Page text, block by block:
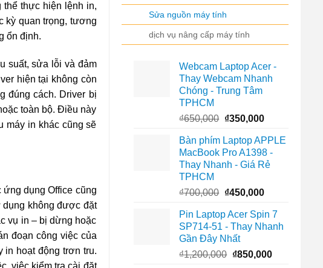
thể thực hiện lệnh in,
kỳ quan trọng, tương
ổn định.
suất, sửa lỗi và đảm
hiện tại không còn
đúng cách. Driver bị
toàn bộ. Điều này
máy in khác cũng sẽ
ứng dụng Office cũng
dụng không được đặt
vụ in – bị dừng hoặc
đoạn công việc của
in hoạt động trơn tru.
việc kiểm tra cài đặt
Sửa nguồn máy tính
dịch vụ nâng cấp máy tính
Webcam Laptop Acer -
Thay Webcam Nhanh
Chóng - Trung Tâm
TPHCM
₫650,000 Giá
là:
₫650,000.
₫350,000Giá
tại
là:
₫350,000.
Bàn phím Laptop APPLE
MacBook Pro A1398 -
Thay Nhanh - Giá Rẻ
TPHCM
₫700,000 Giá
là:
₫700,000.
₫450,000Giá
tại
là:
Pin Laptop Acer Spin 7
SP714-51 - Thay Nhanh
Gần Đây Nhất
₫1,200,000 Giá
₫850,000Giá